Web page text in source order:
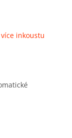
více inkoustu